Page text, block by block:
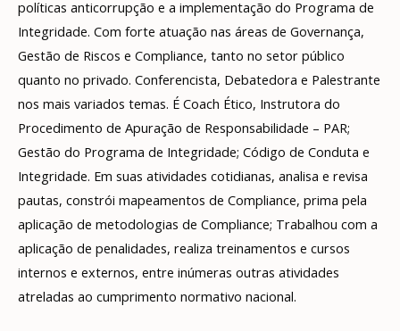
políticas anticorrupção e a implementação do Programa de
Integridade. Com forte atuação nas áreas de Governança,
Gestão de Riscos e Compliance, tanto no setor público
quanto no privado. Conferencista, Debatedora e Palestrante
nos mais variados temas. É Coach Ético, Instrutora do
Procedimento de Apuração de Responsabilidade – PAR;
Gestão do Programa de Integridade; Código de Conduta e
Integridade. Em suas atividades cotidianas, analisa e revisa
pautas, constrói mapeamentos de Compliance, prima pela
aplicação de metodologias de Compliance; Trabalhou com a
aplicação de penalidades, realiza treinamentos e cursos
internos e externos, entre inúmeras outras atividades
atreladas ao cumprimento normativo nacional.